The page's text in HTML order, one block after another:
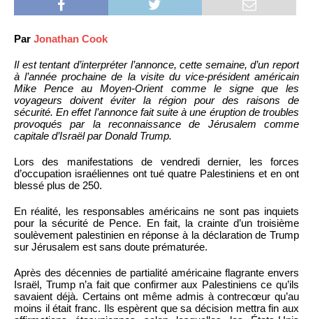
Par Jonathan Cook
Il est tentant d’interpréter l’annonce, cette semaine, d’un report
à l’année prochaine de la visite du vice-président américain
Mike Pence au Moyen-Orient comme le signe que les
voyageurs doivent éviter la région pour des raisons de
sécurité. En effet l’annonce fait suite à une éruption de troubles
provoqués par la reconnaissance de Jérusalem comme
capitale d’Israël par Donald Trump.
Lors des manifestations de vendredi dernier, les forces
d’occupation israéliennes ont tué quatre Palestiniens et en ont
blessé plus de 250.
En réalité, les responsables américains ne sont pas inquiets
pour la sécurité de Pence. En fait, la crainte d’un troisième
soulèvement palestinien en réponse à la déclaration de Trump
sur Jérusalem est sans doute prématurée.
Après des décennies de partialité américaine flagrante envers
Israël, Trump n’a fait que confirmer aux Palestiniens ce qu’ils
savaient déjà. Certains ont même admis à contrecœur qu’au
moins il était franc. Ils espèrent que sa décision mettra fin aux